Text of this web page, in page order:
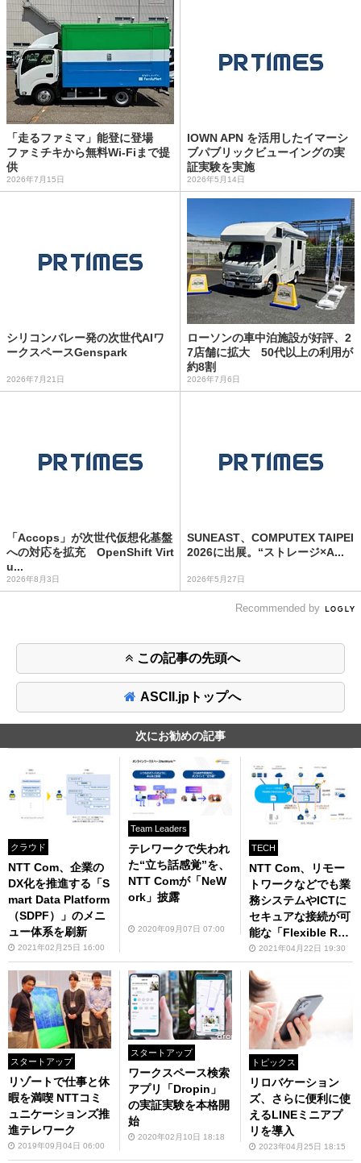
「走るファミマ」能登に登場
ファミチキから無料Wi-Fiまで提
供
2026年7月15日
IOWN APN を活用したイマーシ
ブパブリックビューイングの実
証実験を実施
2026年5月14日
シリコンバレー発の次世代AIワ
ークスペースGenspark
2026年7月21日
ローソンの車中泊施設が好評、2
7店舗に拡大 50代以上の利用が
約8割
2026年7月6日
「Accops」が次世代仮想化基盤
への対応を拡充 OpenShift Virt
u...
2026年8月3日
SUNEAST、COMPUTEX TAIPEI
2026に出展。“ストレージ×A...
2026年5月27日
Recommended by
この記事の先頭へ
ASCII.jpトップへ
次にお勧めの記事
クラウド
NTT Com、企業の
DX化を推進する「S
mart Data Platform
（SDPF）」のメニ
ュー体系を刷新
2021年02月25日 16:00
Team Leaders
テレワークで失われ
た“立ち話感覚”を、
NTT Comが「NeW
ork」披露
2020年09月07日 07:00
TECH
NTT Com、リモー
トワークなどでも業
務システムやICTに
セキュアな接続が可
能な「Flexible Re
mote Access」
2021年04月22日 19:30
スタートアップ
リゾートで仕事と休
暇を満喫 NTTコミ
ュニケーションズ推
進テレワーク
2019年09月04日 06:00
スタートアップ
ワークスペース検索
アプリ「Dropin」
の実証実験を本格開
始
2020年02月10日 18:18
トピックス
リロバケーション
ズ、さらに便利に使
えるLINEミニアプ
リを導入
2023年04月25日 18:15